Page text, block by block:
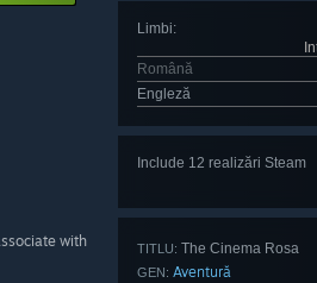
Limbi:
Română
Engleză
Include 12 realizări Steam
TITLU: The Cinema Rosa
GEN: Aventură
with